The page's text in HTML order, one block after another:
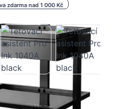
zdarma nad 1 000 Kč
Pro Ink 1040A black